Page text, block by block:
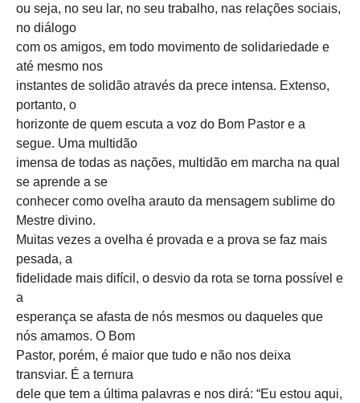
ou seja, no seu lar, no seu trabalho, nas relações sociais,
no diálogo
com os amigos, em todo movimento de solidariedade e
até mesmo nos
instantes de solidão através da prece intensa. Extenso,
portanto, o
horizonte de quem escuta a voz do Bom Pastor e a
segue. Uma multidão
imensa de todas as nações, multidão em marcha na qual
se aprende a se
conhecer como ovelha arauto da mensagem sublime do
Mestre divino.
Muitas vezes a ovelha é provada e a prova se faz mais
pesada, a
fidelidade mais difícil, o desvio da rota se torna possível e
a
esperança se afasta de nós mesmos ou daqueles que
nós amamos. O Bom
Pastor, porém, é maior que tudo e não nos deixa
transviar. É a ternura
dele que tem a última palavras e nos dirá: “Eu estou aqui,